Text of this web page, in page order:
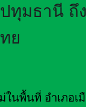
ปทุมธานี ถึ
ย
นพื้นที่ อำเภอเ